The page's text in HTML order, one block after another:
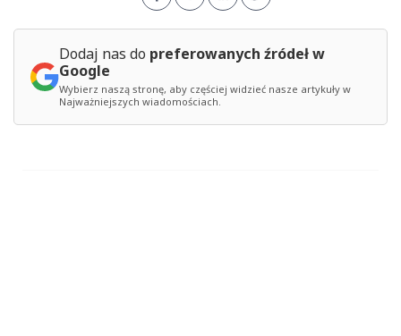
Dodaj nas do preferowanych źródeł w
Google
Wybierz naszą stronę, aby częściej widzieć nasze artykuły w
Najważniejszych wiadomościach.